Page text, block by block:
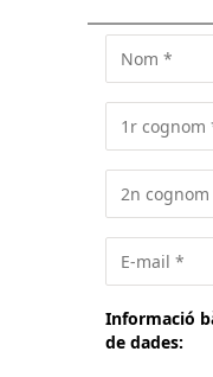
Informació
de dades: